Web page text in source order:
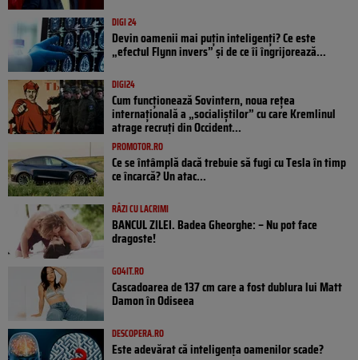
DIGI 24
Devin oamenii mai puțin inteligenți? Ce este
„efectul Flynn invers” și de ce îi îngrijorează...
DIGI24
Cum funcționează Sovintern, noua rețea
internațională a „socialiștilor” cu care Kremlinul
atrage recruți din Occident...
PROMOTOR.RO
Ce se întâmplă dacă trebuie să fugi cu Tesla în timp
ce încarcă? Un atac...
RÂZI CU LACRIMI
BANCUL ZILEI. Badea Gheorghe: – Nu pot face
dragoste!
GO4IT.RO
Cascadoarea de 137 cm care a fost dublura lui Matt
Damon în Odiseea
DESCOPERA.RO
Este adevărat că inteligența oamenilor scade?